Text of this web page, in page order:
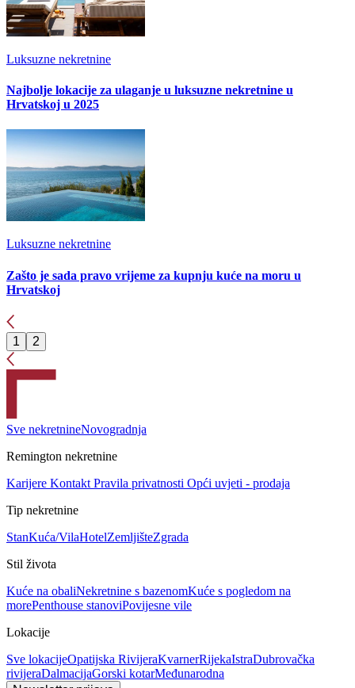
Luksuzne nekretnine
Najbolje lokacije za ulaganje u luksuzne nekretnine u
Hrvatskoj u 2025
Luksuzne nekretnine
Zašto je sada pravo vrijeme za kupnju kuće na moru u
Hrvatskoj
1 2
Sve nekretnineNovogradnja
Remington nekretnine
Karijere Kontakt Pravila privatnosti Opći uvjeti - prodaja
Tip nekretnine
StanKuća/VilaHotelZemljišteZgrada
Stil života
Kuće na obaliNekretnine s bazenomKuće s pogledom na
morePenthouse stanoviPovijesne vile
Lokacije
Sve lokacijeOpatijska RivijeraKvarnerRijekaIstraDubrovačka
rivijeraDalmacijaGorski kotarMeđunarodna